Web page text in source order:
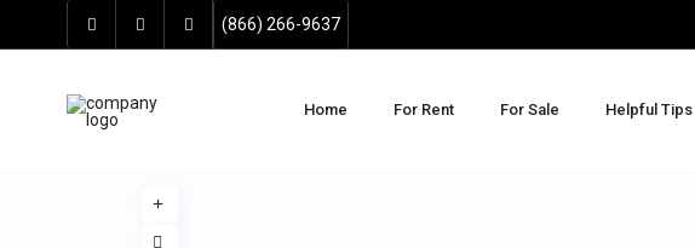
(866) 266-9637
Home For Rent For Sale Helpful Tips